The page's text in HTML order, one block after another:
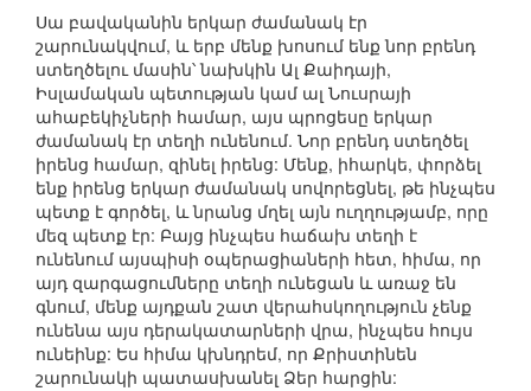
Սա բավականին երկար ժամանակ էր
շարունակվում, և երբ մենք խոսում ենք նոր բրենդ
ստեղծելու մասին՝ նախկին Ալ Քաիդայի,
Իսլամական պետության կամ ալ Նուսրայի
ահաբեկիչների համար, այս պրոցեսը երկար
ժամանակ էր տեղի ունենում. Նոր բրենդ ստեղծել
իրենց համար, զինել իրենց: Մենք, իհարկե, փորձել
ենք իրենց երկար ժամանակ սովորեցնել, թե ինչպես
պետք է գործել, և նրանց մղել այն ուղղությամբ, որը
մեզ պետք էր: Բայց ինչպես հաճախ տեղի է
ունենում այսպիսի օպերացիաների հետ, հիմա, որ
այդ զարգացումները տեղի ունեցան և առաջ են
գնում, մենք այդքան շատ վերահսկողություն չենք
ունենա այս դերակատարների վրա, ինչպես հույս
ունեինք: Ես հիմա կխնդրեմ, որ Քրիստինեն
շարունակի պատասխանել Ձեր հարցին: